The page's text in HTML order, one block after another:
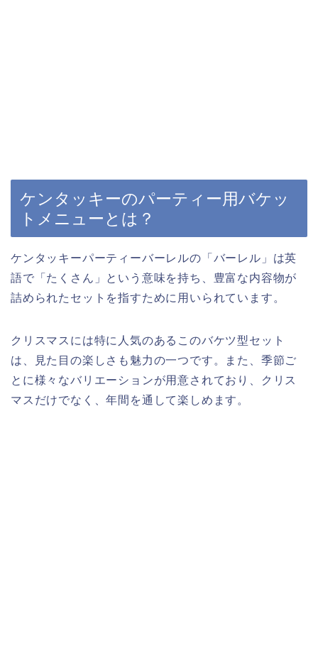
ケンタッキーのパーティー用バケッ
トメニューとは？
ケンタッキーパーティーバーレルの「バーレル」は英
語で「たくさん」という意味を持ち、豊富な内容物が
詰められたセットを指すために用いられています。
クリスマスには特に人気のあるこのバケツ型セット
は、見た目の楽しさも魅力の一つです。また、季節ご
とに様々なバリエーションが用意されており、クリス
マスだけでなく、年間を通して楽しめます。